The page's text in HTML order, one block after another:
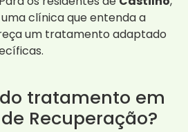
clínica que entenda a
um tratamento adaptado
tratamento em
Recuperação?